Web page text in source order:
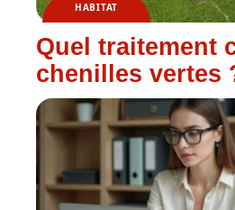
HABITAT
Quel traitement
chenilles vertes